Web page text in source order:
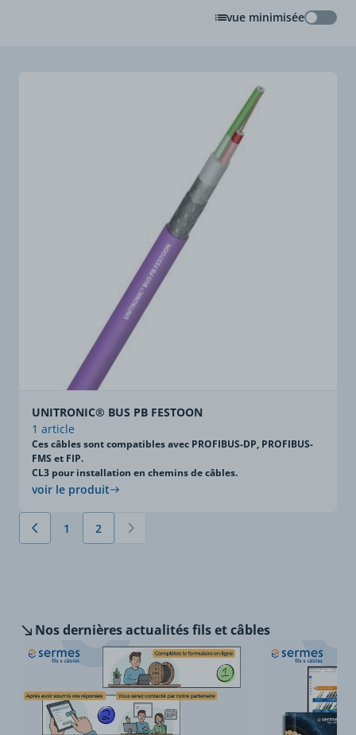
vue minimiséevue
UNITRONIC® BUS PB FESTOON
1 article
Ces câbles sont compatibles avec PROFIBUS-DP, PROFIBUS-
FMS et FIP.
CL3 pour installation en chemins de câbles.
voir le produit
Précédent
Page
1 Vous lisez actuellement la page
2
Nos dernièresactualités fils et câbles